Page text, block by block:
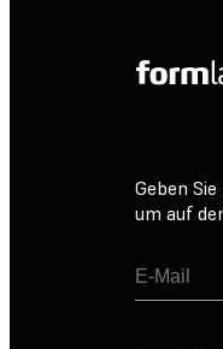
Geben
um auf